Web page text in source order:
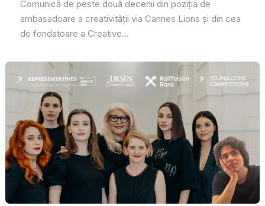
Comunică de peste două decenii din poziția de
ambasadoare a creativității via Cannes Lions și din cea
de fondatoare a Creative...